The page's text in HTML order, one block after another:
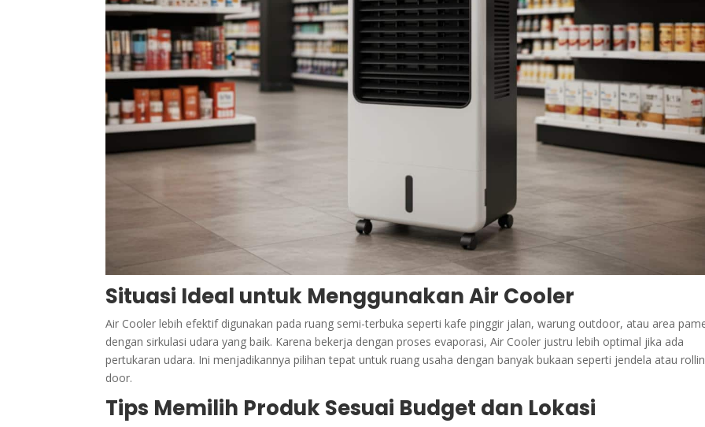
Situasi Ideal untuk Menggunakan Air Cooler
Air Cooler lebih efektif digunakan pada ruang semi-terbuka seperti kafe pinggir jalan, warung outdoor, atau area
dengan sirkulasi udara yang baik. Karena bekerja dengan proses evaporasi, Air Cooler justru lebih optimal jika ada
pertukaran udara. Ini menjadikannya pilihan tepat untuk ruang usaha dengan banyak bukaan seperti jendela atau
door.
Tips Memilih Produk Sesuai Budget dan Lokasi